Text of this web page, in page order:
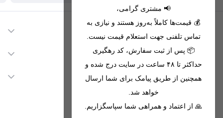
📢 مشتری گرامی،
💰 قیمت‌ها کاملاً به‌روز هستند و نیازی به
تماس تلفنی جهت استعلام قیمت نیست.
📦 پس از ثبت سفارش، کد رهگیری
حداکثر تا ۴۸ ساعت در سایت درج شده و
همچنین از طریق پیامک برای شما ارسال
خواهد شد.
🙏 از اعتماد و همراهی شما سپاسگزاریم.
اطلاعات تماس
09221680256 - 09373782289
nikanmobstore@gmail.com
هرمزگان، بندرخمیر، شهرک رودبار
دسترسی سریع
لیست محصولات
خدمات مشتریان
حریم خصوصی